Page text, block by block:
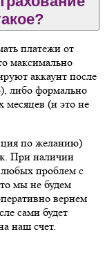
платежи от
максимально
аккаунт после
либо формально
месяцев (и это не
по желанию)
При наличии
любых проблем с
мы не будем
вернем
сами будет
наш счет.